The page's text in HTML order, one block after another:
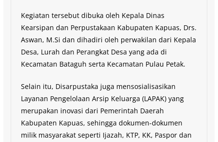
Kegiatan tersebut dibuka oleh Kepala Dinas
Kearsipan dan Perpustakaan Kabupaten Kapuas, Drs.
Aswan, M.Si dan dihadiri oleh perwakilan dari Kepala
Desa, Lurah dan Perangkat Desa yang ada di
Kecamatan Bataguh serta Kecamatan Pulau Petak.
Selain itu, Disarpustaka juga mensosialisasikan
Layanan Pengelolaan Arsip Keluarga (LAPAK) yang
merupakan inovasi dari Pemerintah Daerah
Kabupaten Kapuas, sehingga dokumen-dokumen
milik masyarakat seperti Ijazah, KTP, KK, Paspor dan